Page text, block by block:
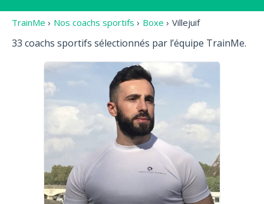
TrainMe › Nos coachs sportifs › Boxe › Villejuif
33 coachs sportifs sélectionnés par l’équipe TrainMe.